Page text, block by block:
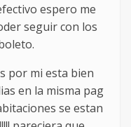
espero me
seguir con los
por mi esta bien
en la misma pag
se estan